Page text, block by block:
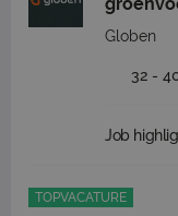
Globen
32 -
Job
TOPVACATURE